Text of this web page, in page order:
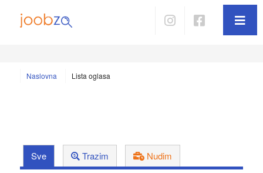
Naslovna Lista oglasa
Sve Trazim Nudim